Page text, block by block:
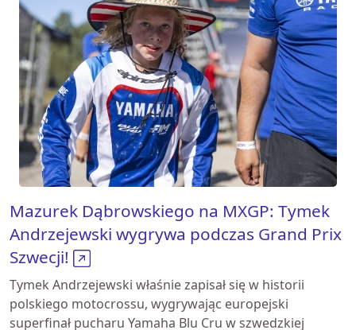
Mazurek Dąbrowskiego na MXGP: Tymek
Andrzejewski wygrywa podczas Grand Prix
Szwecji!
Tymek Andrzejewski właśnie zapisał się w historii
polskiego motocrossu, wygrywając europejski
superfinał pucharu Yamaha Blu Cru w szwedzkiej